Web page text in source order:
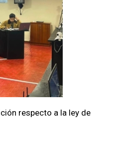
respecto a la ley de